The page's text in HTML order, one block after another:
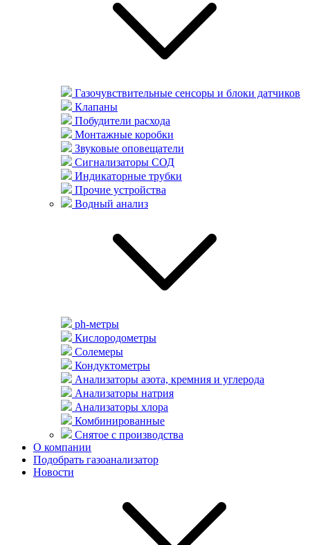
Газочувствительные сенсоры и блоки датчиков
Клапаны
Побудители расхода
Монтажные коробки
Звуковые оповещатели
Сигнализаторы СОД
Индикаторные трубки
Прочие устройства
Водный анализ
ph-метры
Кислородометры
Солемеры
Кондуктометры
Анализаторы азота, кремния и углерода
Анализаторы натрия
Анализаторы хлора
Комбинированные
Снятое с производства
О компании
Подобрать газоанализатор
Новости